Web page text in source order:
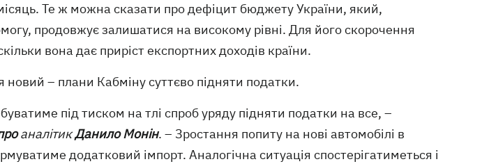
Те ж можна сказати про дефіцит бюджету України, який,
продовжує залишатися на високому рівні. Для його скорочення
вона дає приріст експортних доходів країни.
новий – плани Кабміну суттєво підняти податки.
під тиском на тлі спроб уряду підняти податки на все, –
аналітикДанило Монін. – Зростання попиту на нові автомобілі в
додатковий імпорт. Аналогічна ситуація спостерігатиметься і